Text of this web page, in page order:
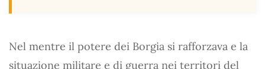
Nel mentre il potere dei Borgia si rafforzava e la
situazione militare e di guerra nei territori del